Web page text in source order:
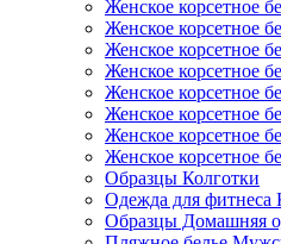
Женское корсетное
Женское корсетное
Женское корсетное
Женское корсетное
Женское корсетное
Женское корсетное
Женское корсетное
Женское корсетное
Образцы Колготки
Одежда для фитнеса
Образцы Домашняя